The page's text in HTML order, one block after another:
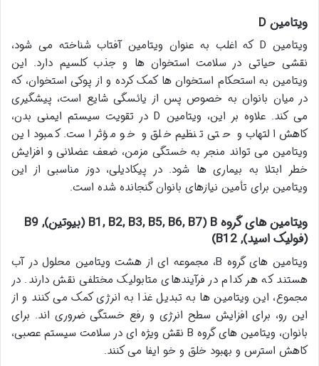
ویتامین D
ویتامین D که اغلب به عنوان ویتامین آفتاب شناخته می شود،
نقشی حیاتی در سلامت استخوان ها و جذب کلسیم دارد. این
ویتامین به استحکام استخوان ها کمک کرده و از پوکی استخوان، که
در میان بانوان به خصوص پس از یائسگی شایع است، پیشگیری
می کند. علاوه بر این، ویتامین D در تقویت سیستم ایمنی بدن،
کاهش التهاب و حتی تنظیم خلق و خو مؤثر است. کمبود این
ویتامین می تواند منجر به خستگی مزمن، ضعف عضلانی و افزایش
خطر ابتلا به بیماری ها شود. در پیکادیلی، دوز مناسبی از این
ویتامین برای تأمین نیازهای بانوان گنجانده شده است.
ویتامین های گروه B (B1, B2, B3, B5, B6, B7 (بیوتین), B9
(فولیک اسید), B12)
ویتامین های گروه B، مجموعه ای از هشت ویتامین محلول در آب
هستند که هر کدام در فرآیندهای متابولیک مختلفی نقش دارند. در
مجموع، این ویتامین ها به تبدیل غذا به انرژی کمک می کنند و از
این رو، برای افزایش سطح انرژی و رفع خستگی ضروری اند. برای
بانوان، ویتامین های گروه B نقش ویژه ای در سلامت سیستم عصبی،
کاهش استرس و بهبود خلق و خو ایفا می کنند.